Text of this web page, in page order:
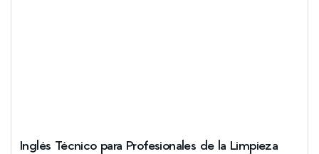
Inglés Técnico para Profesionales de la Limpieza